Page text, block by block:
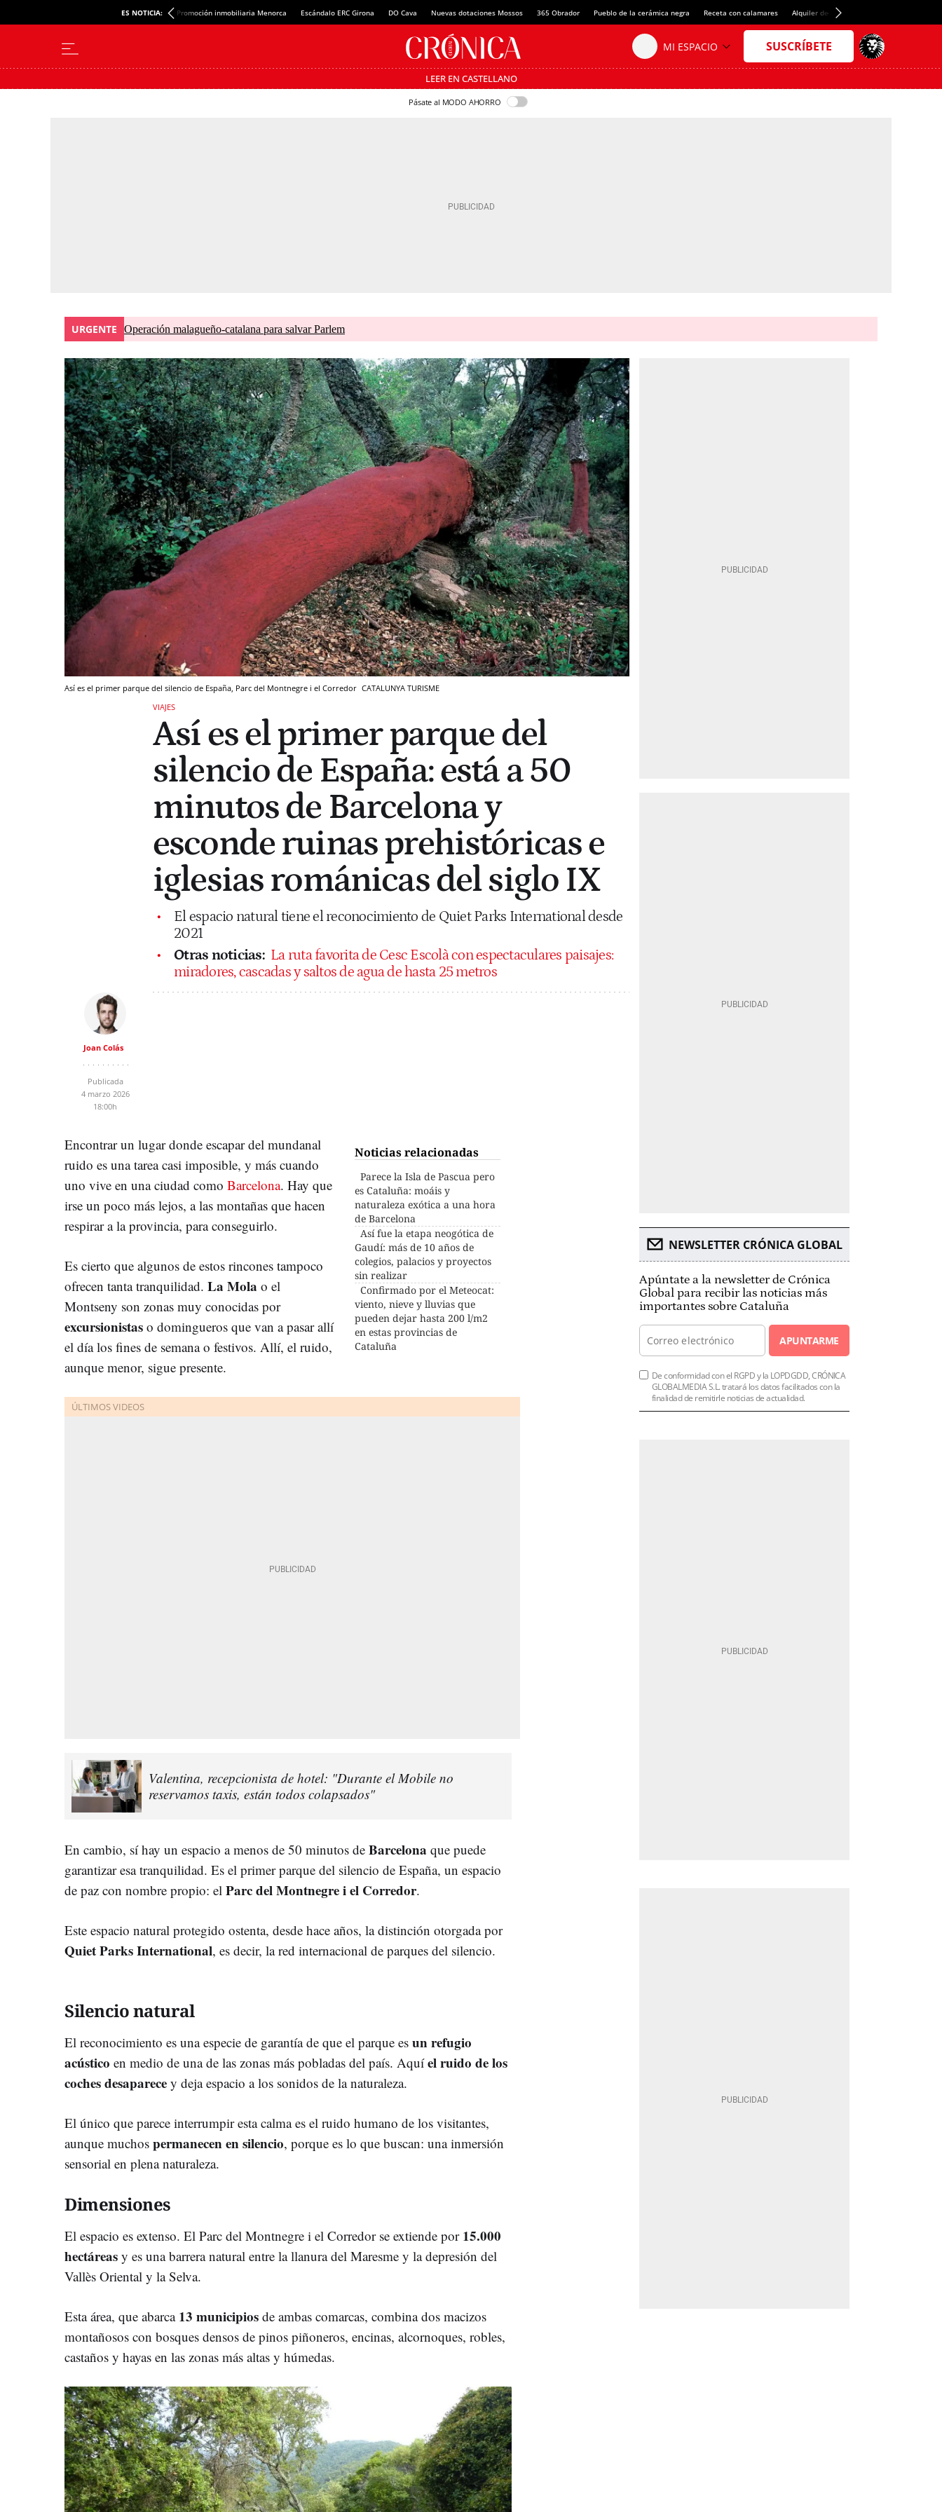
ES NOTICIA: Promoción inmobiliaria Menorca Escándalo ERC Girona DO Cava Nuevas dotaciones Mossos 365 Obrador Pueblo de la cerámica negra Receta con calamares Alquiler de habitaciones en España
LEER EN CASTELLANO
Pásate al MODO AHORRO
URGENTE Operación malagueño-catalana para salvar Parlem
Así es el primer parque del silencio de España, Parc del Montnegre i el Corredor CATALUNYA TURISME
VIAJES
Así es el primer parque del
silencio de España: está a 50
minutos de Barcelona y
esconde ruinas prehistóricas e
iglesias románicas del siglo IX
El espacio natural tiene el reconocimiento de Quiet Parks International desde
2021
Otras noticias: La ruta favorita de Cesc Escolà con espectaculares paisajes:
miradores, cascadas y saltos de agua de hasta 25 metros
Joan Colás
Publicada
4 marzo 2026
18:00h
Noticias relacionadas
Parece la Isla de Pascua pero
es Cataluña: moáis y
naturaleza exótica a una hora
de Barcelona
Así fue la etapa neogótica de
Gaudí: más de 10 años de
colegios, palacios y proyectos
sin realizar
Confirmado por el Meteocat:
viento, nieve y lluvias que
pueden dejar hasta 200 l/m2
en estas provincias de
Cataluña
Encontrar un lugar donde escapar del mundanal
ruido es una tarea casi imposible, y más cuando
uno vive en una ciudad como Barcelona. Hay que
irse un poco más lejos, a las montañas que hacen
respirar a la provincia, para conseguirlo.
Es cierto que algunos de estos rincones tampoco
ofrecen tanta tranquilidad. La Mola o el
Montseny son zonas muy conocidas por
excursionistas o domingueros que van a pasar allí
el día los fines de semana o festivos. Allí, el ruido,
aunque menor, sigue presente.
Valentina, recepcionista de hotel: "Durante el Mobile no
reservamos taxis, están todos colapsados"
En cambio, sí hay un espacio a menos de 50 minutos de Barcelona que puede
garantizar esa tranquilidad. Es el primer parque del silencio de España, un espacio
de paz con nombre propio: el Parc del Montnegre i el Corredor.
Este espacio natural protegido ostenta, desde hace años, la distinción otorgada por
Quiet Parks International, es decir, la red internacional de parques del silencio.
Silencio natural
El reconocimiento es una especie de garantía de que el parque es un refugio
acústico en medio de una de las zonas más pobladas del país. Aquíel ruido de los
coches desaparece y deja espacio a los sonidos de la naturaleza.
El único que parece interrumpir esta calma es el ruido humano de los visitantes,
aunque muchos permanecen en silencio, porque es lo que buscan: una inmersión
sensorial en plena naturaleza.
Dimensiones
El espacio es extenso. El Parc del Montnegre i el Corredor se extiende por 15.000
hectáreas y es una barrera natural entre la llanura del Maresme y la depresión del
Vallès Oriental y la Selva.
Esta área, que abarca13 municipios de ambas comarcas, combina dos macizos
montañosos con bosques densos de pinos piñoneros, encinas, alcornoques, robles,
castaños y hayas en las zonas más altas y húmedas.
NEWSLETTER CRÓNICA GLOBAL
Apúntate a la newsletter de Crónica
Global para recibir las noticias más
importantes sobre Cataluña
APUNTARME
De conformidad con el RGPD y la LOPDGDD, CRÓNICA
GLOBALMEDIA S.L. tratará los datos facilitados con la
finalidad de remitirle noticias de actualidad.